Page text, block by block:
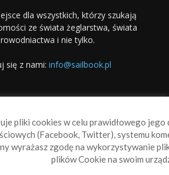
dla wszystkich, którzy szukają
ze świata żeglarstwa, świata
i nie tylko.
się z nami: info@sailbook.pl
pliki cookies w celu prawidłowego
(Facebook, Twitter), systemu
wyrażasz zgodę na wykorzystywanie
plików Cookie na swoim